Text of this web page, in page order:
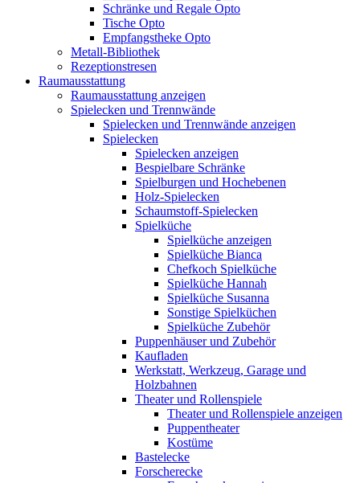
Schränke und Regale Opto
Tische Opto
Empfangstheke Opto
Metall-Bibliothek
Rezeptionstresen
Raumausstattung
Raumausstattung anzeigen
Spielecken und Trennwände
Spielecken und Trennwände anzeigen
Spielecken
Spielecken anzeigen
Bespielbare Schränke
Spielburgen und Hochebenen
Holz-Spielecken
Schaumstoff-Spielecken
Spielküche
Spielküche anzeigen
Spielküche Bianca
Chefkoch Spielküche
Spielküche Hannah
Spielküche Susanna
Sonstige Spielküchen
Spielküche Zubehör
Puppenhäuser und Zubehör
Kaufladen
Werkstatt, Werkzeug, Garage und
Holzbahnen
Theater und Rollenspiele
Theater und Rollenspiele anzeigen
Puppentheater
Kostüme
Bastelecke
Forscherecke